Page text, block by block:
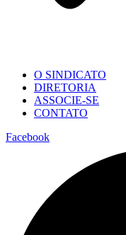
O SINDICATO
DIRETORIA
ASSOCIE-SE
CONTATO
Facebook